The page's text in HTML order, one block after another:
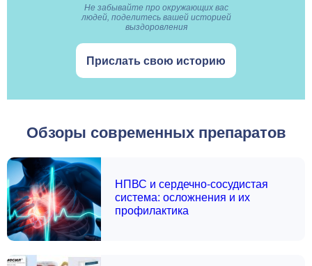
Не забывайте про окружающих вас
людей, поделитесь вашей историей
выздоровления
Прислать свою историю
Обзоры современных препаратов
НПВС и сердечно-сосудистая
система: осложнения и их
профилактика